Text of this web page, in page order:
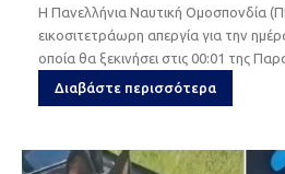
Η Πανελλήνια Ναυτική Ομοσπονδία
εικοσιτετράωρη απεργία για την
οποία θα ξεκινήσει στις 00:01 της
Διαβάστε περισσότερα